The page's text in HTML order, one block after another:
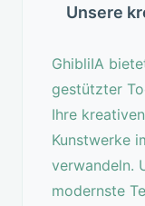
Unsere
GhibliIA
gestützter
Ihre
Kunstwerke
verwandeln.
modernste